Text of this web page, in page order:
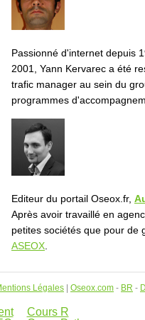
Passionné d'internet depuis
2001, Yann Kervarec a été
trafic manager au sein du
programmes
Editeur du portail Oseox.fr,
Après avoir travaillé en
petites sociétés que pour de
ASEOX
Légales Oseox.com - BR -
Cours R